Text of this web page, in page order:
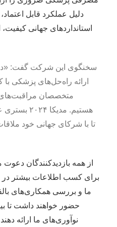
دلیل عملکرد قابل
استانداردهای جهانی
سخنگوی این شرکت گفت: «در
ارائه راه‌حل‌های پزشکی با
متخصصان
هستیم.
تا با شرکای جهانی خود
از همه بازدیدکنندگان دعوت
برای کسب اطلاعات بیشتر
ما و بررسی همکاری‌های
حضور خواهند داشت تا
نوآوری‌های ما ارائه